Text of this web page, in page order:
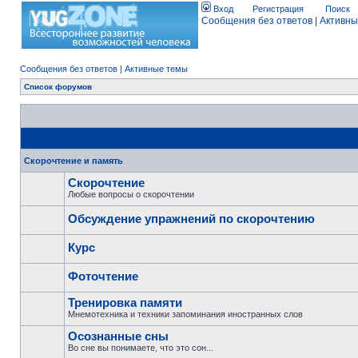
Вход Регистрация Поиск
Сообщения без ответов
Сообщения без ответов | Активные темы
Список форумов
Скорочтение и память
Скорочтение
Любые вопросы о скорочтении
Обсуждение упражнений по скорочтению
Курс
Фоточтение
Тренировка памяти
Мнемотехника и техники запоминания иностранных слов
Осознанные сны
Во сне вы понимаете, что это сон...